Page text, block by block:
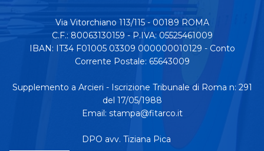
Via Vitorchiano 113/115 - 00189 ROMA
C.F.: 80063130159 - P.IVA: 05525461009
IBAN: IT34 F01005 03309 000000010129 - Conto
Corrente Postale: 65643009
Supplemento a Arcieri - Iscrizione Tribunale di Roma n: 291
del 17/05/1988
Email: stampa@fitarco.it
DPO avv. Tiziana Pica